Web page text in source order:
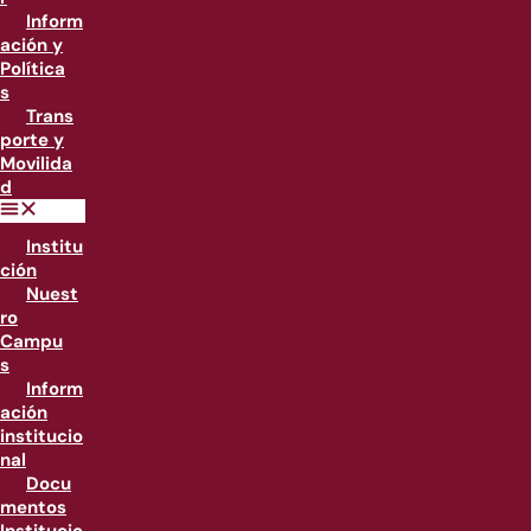
Inform
ación y
Política
s
Trans
porte y
Movilida
d
Institu
ción
Nuest
ro
Campu
s
Inform
ación
institucio
nal
Docu
mentos